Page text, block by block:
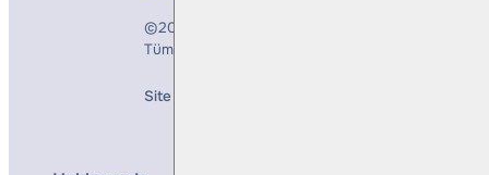
©2026
Tüm Hakları Saklıdır
Site Creation & Technology by